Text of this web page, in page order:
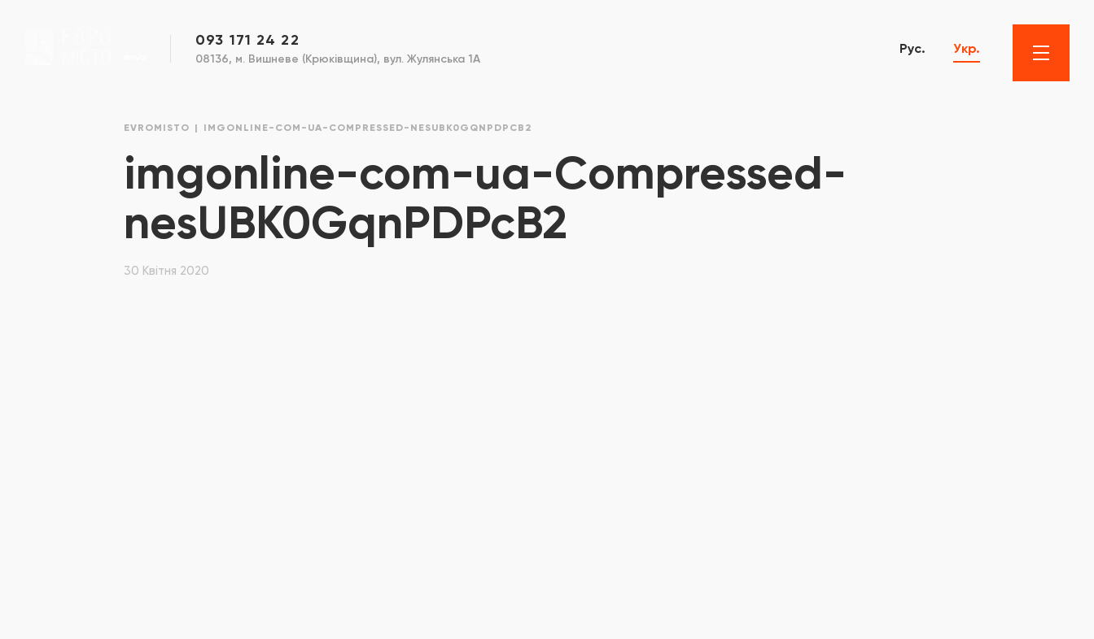
093 171 24 22
08136, м. Вишневе (Крюківщина), вул. Жулянська 1А
Рус. Укр.
EVROMISTO IMGONLINE-COM-UA-COMPRESSED-NESUBK0GQNPDPCB2
imgonline-com-ua-Compressed-
nesUBK0GqnPDPcB2
30 Квітня 2020